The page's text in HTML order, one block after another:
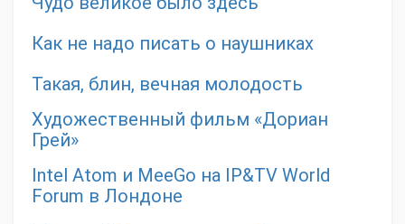
Как не надо писать о наушниках
Такая, блин, вечная молодость
Художественный фильм «Дориан
Грей»
Intel Atom и MeeGo на IP&TV World
Forum в Лондоне